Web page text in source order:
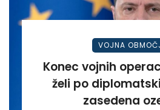
VOJNA
Konec vojnih
želi po
zasedena